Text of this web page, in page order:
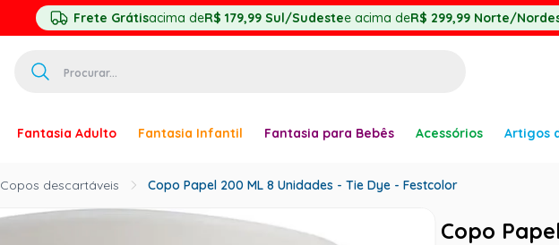
Frete Grátisacima deR$ 179,99 Sul/Sudestee acima deR$ 299,99 Norte/
Fantasia Adulto Fantasia Infantil Fantasia para Bebês Acessórios Artigos
Copos descartáveis Copo Papel 200 ML 8 Unidades - Tie Dye - Festcolor
Copo
princesa
3º
pirata